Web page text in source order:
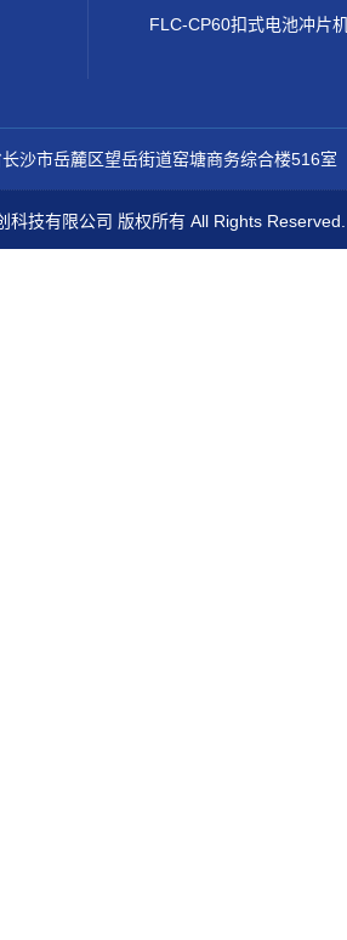
FLC-CP60扣式电池冲片
沙市岳麓区望岳街道窑塘商务综合楼516室
科技有限公司 版权所有 All Rights